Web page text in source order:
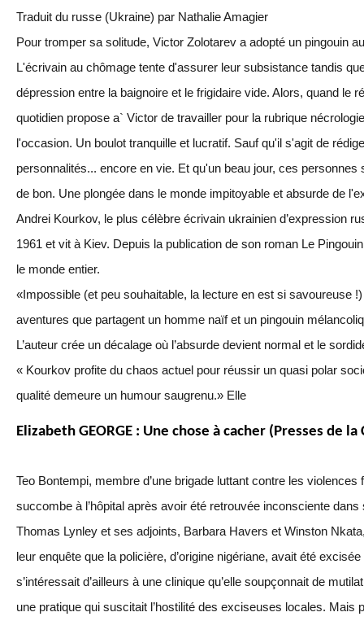
Traduit du russe (Ukraine) par Nathalie Amagier
Pour tromper sa solitude, Victor Zolotarev a adopté un pingouin
L'écrivain au chômage tente d'assurer leur subsistance tandis
dépression entre la baignoire et le frigidaire vide. Alors, quand le
quotidien propose a` Victor de travailler pour la rubrique
l'occasion. Un boulot tranquille et lucratif. Sauf qu'il s'agit de
personnalités... encore en vie. Et qu'un beau jour, ces
de bon. Une plongée dans le monde impitoyable et absurde de
Andrei Kourkov, le plus célèbre écrivain ukrainien d’expression
1961 et vit à Kiev. Depuis la publication de son roman Le
le monde entier.
«Impossible (et peu souhaitable, la lecture en est si savoureuse
aventures que partagent un homme naïf et un pingouin
L’auteur crée un décalage où l’absurde devient normal et le
« Kourkov profite du chaos actuel pour réussir un quasi polar
qualité demeure un humour saugrenu.» Elle
Elizabeth GEORGE : Une chose à cacher (Presses de la
Teo Bontempi, membre d’une brigade luttant contre les
succombe à l’hôpital après avoir été retrouvée inconsciente
Thomas Lynley et ses adjoints, Barbara Havers et Winston
leur enquête que la policière, d’origine nigériane, avait été
s’intéressait d’ailleurs à une clinique qu’elle soupçonnait de
une pratique qui suscitait l’hostilité des exciseuses locales. Mais